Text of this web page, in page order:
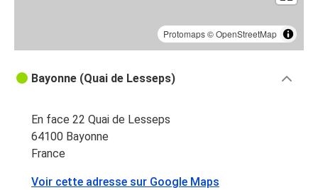
Protomaps©OpenStreetMap
Bayonne (Quai de Lesseps)
En face 22 Quai de Lesseps
64100 Bayonne
France
Voir cette adresse sur Google Maps